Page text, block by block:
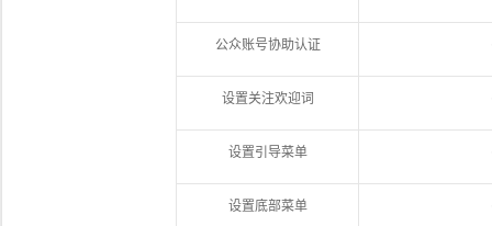
公众账号协助认证
设置关注欢迎词
设置引导菜单
设置底部菜单